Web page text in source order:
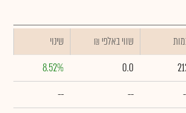
₪ שווי באלפי
שינוי
0.0
8.52%
--
--